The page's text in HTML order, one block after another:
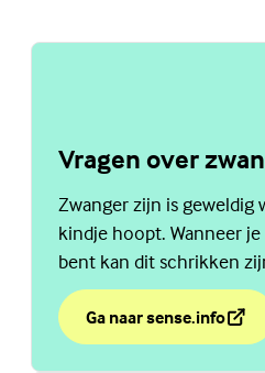
Vragen over
Zwanger zijn is geweldig
kindje hoopt. Wanneer
bent kan dit schrikken
Ga naar sense.info
over Vragen over
(Externe link)